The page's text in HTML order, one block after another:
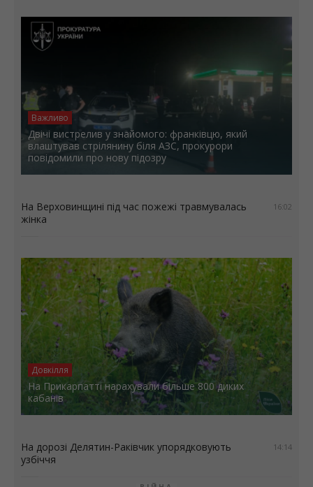
Важливо
Двічі вистрелив у знайомого: франківцю, який
влаштував стрілянину біля АЗС, прокурори
повідомили про нову підозру
16:02
На Верховинщині під час пожежі травмувалась
жінка
Довкілля
На Прикарпатті нарахували більше 800 диких
кабанів
14:14
На дорозі Делятин-Раківчик упорядковують
узбіччя